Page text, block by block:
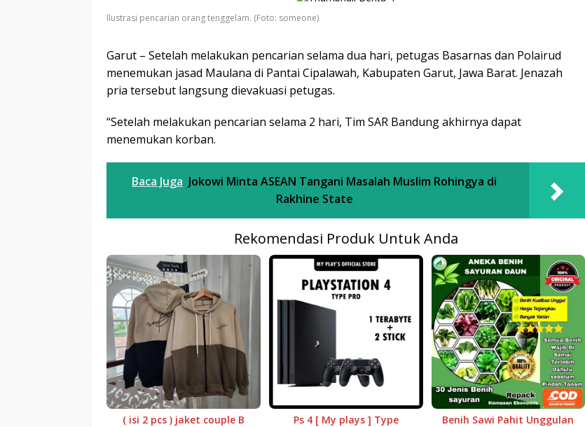
Ilustrasi pencarian orang tenggelam. (Foto: someone)
Garut – Setelah melakukan pencarian selama dua hari, petugas Basarnas dan Polairud
menemukan jasad Maulana di Pantai Cipalawah, Kabupaten Garut, Jawa Barat. Jenazah
pria tersebut langsung dievakuasi petugas.
“Setelah melakukan pencarian selama 2 hari, Tim SAR Bandung akhirnya dapat
menemukan korban.
Baca Juga Jokowi Minta ASEAN Tangani Masalah Muslim Rohingya di
Rakhine State
Rekomendasi Produk Untuk Anda
( isi 2 pcs ) jaket couple B
Ps 4 [ My plays ] Type
Benih Sawi Pahit Unggulan